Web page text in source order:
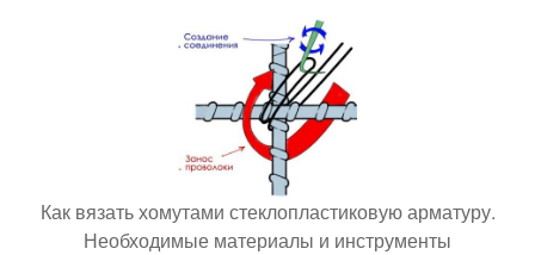
Как вязать хомутами стеклопластиковую арматуру.
Необходимые материалы и инструменты